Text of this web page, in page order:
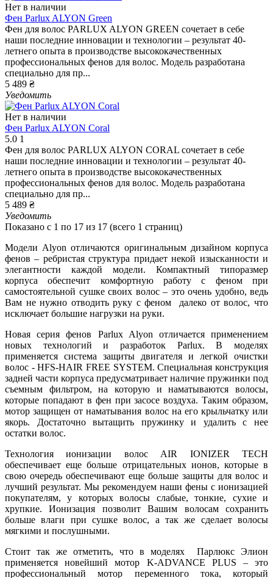
Нет в наличии
Фен Parlux ALYON Green
Фен для волос PARLUX ALYON GREEN сочетает в себе
наши последние инновации и технологии – результат 40-
летнего опыта в производстве высококачественных
профессиональных фенов для волос. Модель разработана
специально для пр...
5 489 ₴
Уведомить
Нет в наличии
Фен Parlux ALYON Coral
5.0 1
Фен для волос PARLUX ALYON CORAL сочетает в себе
наши последние инновации и технологии – результат 40-
летнего опыта в производстве высококачественных
профессиональных фенов для волос. Модель разработана
специально для пр...
5 489 ₴
Уведомить
Показано с 1 по 17 из 17 (всего 1 страниц)
Модели Alyon отличаются оригинальным дизайном корпуса
фенов – ребристая структура придает некой изысканности и
элегантности каждой модели. Компактный типоразмер
корпуса обеспечит комфортную работу с феном при
самостоятельной сушке своих волос – это очень удобно, ведь
Вам не нужно отводить руку с феном далеко от волос, что
исключает большие нагрузки на руки.
Новая серия фенов Parlux Alyon отличается применением
новых технологий и разработок Parlux. В моделях
применяется система защиты двигателя и легкой очистки
волос - HFS-HAIR FREE SYSTEM. Специальная конструкция
задней части корпуса предусматривает наличие пружинки под
съемным фильтром, на которую и наматываются волосы,
которые попадают в фен при засосе воздуха. Таким образом,
мотор защищен от наматывания волос на его крыльчатку или
якорь. Достаточно вытащить пружинку и удалить с нее
остатки волос.
Технология ионизации волос AIR IONIZER TECH
обеспечивает еще больше отрицательных ионов, которые в
свою очередь обеспечивают еще больше защиты для волос и
лучший результат. Мы рекомендуем наши фены с ионизацией
покупателям, у которых волосы слабые, тонкие, сухие и
хрупкие. Ионизация позволит Вашим волосам сохранить
больше влаги при сушке волос, а так же сделает волосы
мягкими и послушными.
Стоит так же отметить, что в моделях Парлюкс Элион
применяется новейший мотор K-ADVANCE PLUS – это
профессиональный мотор переменного тока, который